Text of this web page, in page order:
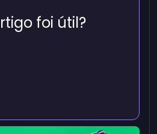
foi útil?